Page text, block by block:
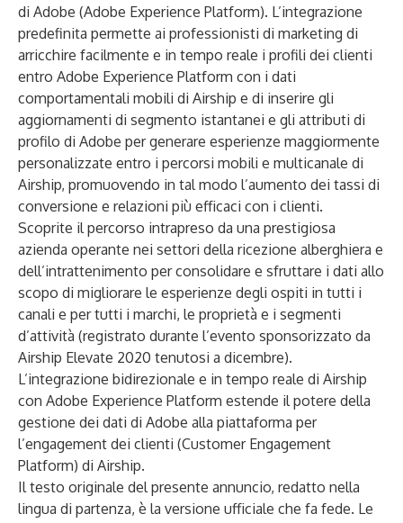
di Adobe (Adobe Experience Platform). L’integrazione
predefinita permette ai professionisti di marketing di
arricchire facilmente e in tempo reale i profili dei clienti
entro Adobe Experience Platform con i dati
comportamentali mobili di Airship e di inserire gli
aggiornamenti di segmento istantanei e gli attributi di
profilo di Adobe per generare esperienze maggiormente
personalizzate entro i percorsi mobili e multicanale di
Airship, promuovendo in tal modo l’aumento dei tassi di
conversione e relazioni più efficaci con i clienti.
Scoprite il percorso intrapreso da una prestigiosa
azienda operante nei settori della ricezione alberghiera e
dell’intrattenimento per consolidare e sfruttare i dati allo
scopo di migliorare le esperienze degli ospiti in tutti i
canali e per tutti i marchi, le proprietà e i segmenti
d’attività (registrato durante l’evento sponsorizzato da
Airship Elevate 2020 tenutosi a dicembre).
L’integrazione bidirezionale e in tempo reale di Airship
con Adobe Experience Platform estende il potere della
gestione dei dati di Adobe alla piattaforma per
l’engagement dei clienti (Customer Engagement
Platform) di Airship.
Il testo originale del presente annuncio, redatto nella
lingua di partenza, è la versione ufficiale che fa fede. Le